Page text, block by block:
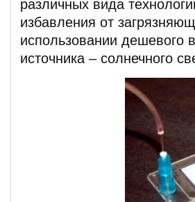
различных вида
избавления от
использовании дешевого
источника – солнечного